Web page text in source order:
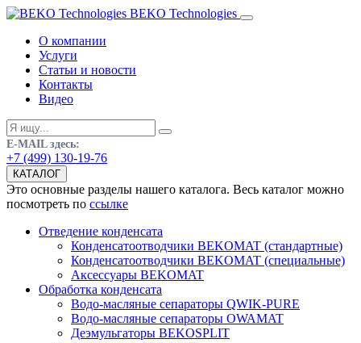
BEKO Technologies
О компании
Услуги
Статьи и новости
Контакты
Видео
E-MAIL здесь:
+7 (499) 130-19-76
КАТАЛОГ
Это основные разделы нашего каталога. Весь каталог можно
посмотреть по ссылке
Отведение конденсата
Конденсатоотводчики BEKOMAT (стандартные)
Конденсатоотводчики BEKOMAT (специальные)
Аксессуары BEKOMAT
Обработка конденсата
Водо-масляные сепараторы QWIK-PURE
Водо-масляные сепараторы OWAMAT
Деэмульгаторы BEKOSPLIT